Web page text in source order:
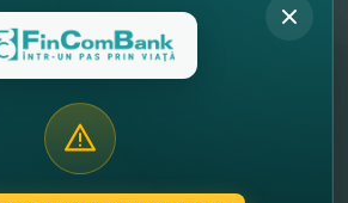
S.A. является членом
депозитов